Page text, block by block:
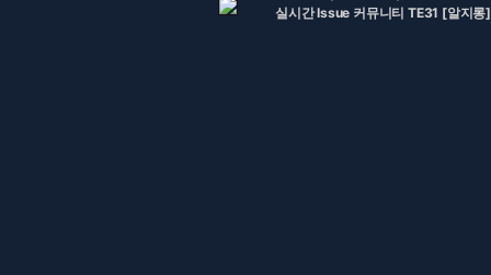
실시간 Issue 커뮤니티 TE31 [알지